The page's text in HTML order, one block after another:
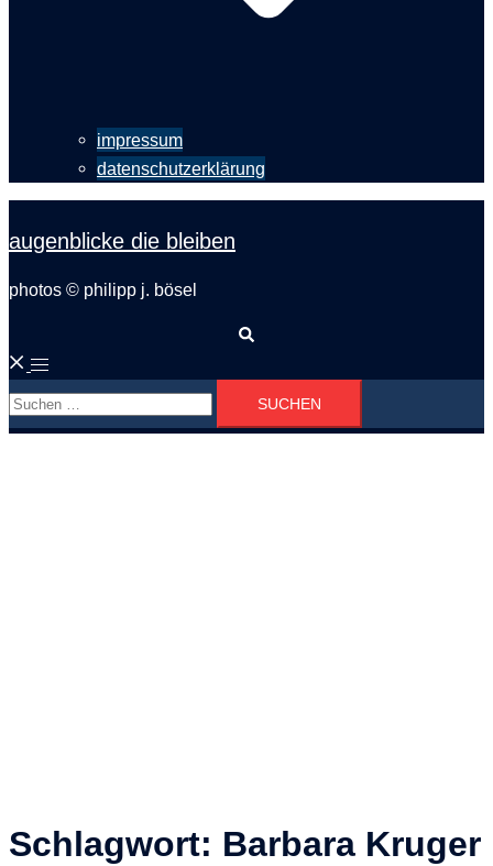
impressum
datenschutzerklärung
augenblicke die bleiben
photos © philipp j. bösel
Menü
umschalten
Suchen
nach:
Schlagwort: Barbara Kruger